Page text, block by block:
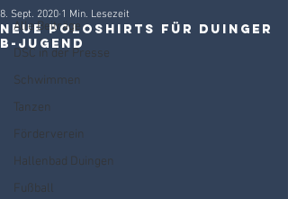
Alle Beiträge
DSC in der Presse
Schwimmen
Tanzen
Förderverein
Hallenbad Duingen
Fußball
Neue Poloshirts für Duinger
B-Jugend
8. Sept. 2020 1 Min. Lesezeit